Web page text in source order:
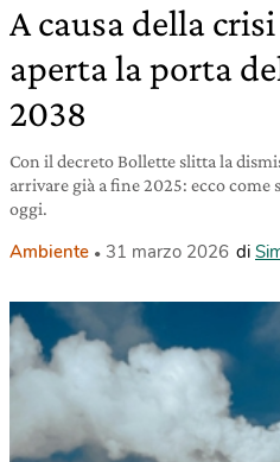
A causa della
aperta la porta
2038
Con il decreto Bollette slitta la
arrivare già a fine 2025: ecco come
oggi.
Ambiente 31 marzo 2026 di